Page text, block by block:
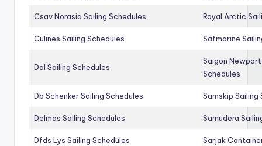
Csav Norasia Sailing Schedules Royal Arctic
Culines Sailing Schedules Safmarine
Dal Sailing Schedules
Saigon
Schedules
Db Schenker Sailing Schedules Samskip Sailing
Delmas Sailing Schedules Samudera
Dfds Lys Sailing Schedules Sarjak